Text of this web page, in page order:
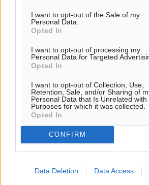
I want to opt-out of the Sale of my
Personal Data.
Opted In
I want to opt-out of processing my
Personal Data for Targeted
Opted In
I want to opt-out of Collection, Use,
Retention, Sale, and/or Sharing of
Personal Data that Is Unrelated with
Purposes for which it was collected.
Opted In
CONFIRM
Data Deletion Data Access